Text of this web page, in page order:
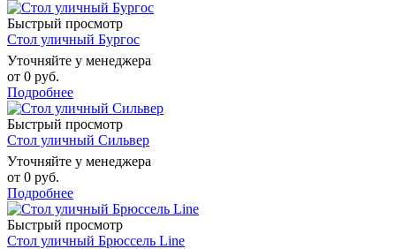
Быстрый просмотр
Стол уличный Бургос
Уточняйте у менеджера
от 0 руб.
Подробнее
Быстрый просмотр
Стол уличный Сильвер
Уточняйте у менеджера
от 0 руб.
Подробнее
Быстрый просмотр
Стол уличный Брюссель Line